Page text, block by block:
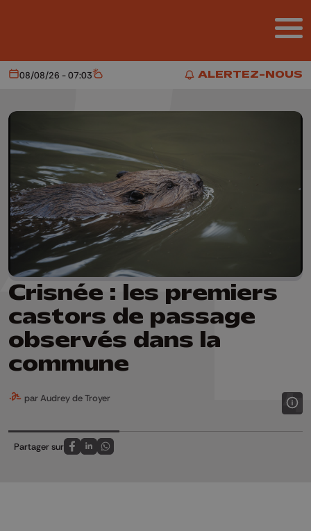
ALERTEZ-NOUS
ALERTEZ-NOUS
Aujourd'hui
08/08/26 - 07:03 Météo
Crisnée : les premiers
castors de passage
observés dans la
commune
par Audrey de Troyer
Partager sur
Partagez sur FaceBook
Partagez sur LinkedIn
Partagez sur Whatsapp